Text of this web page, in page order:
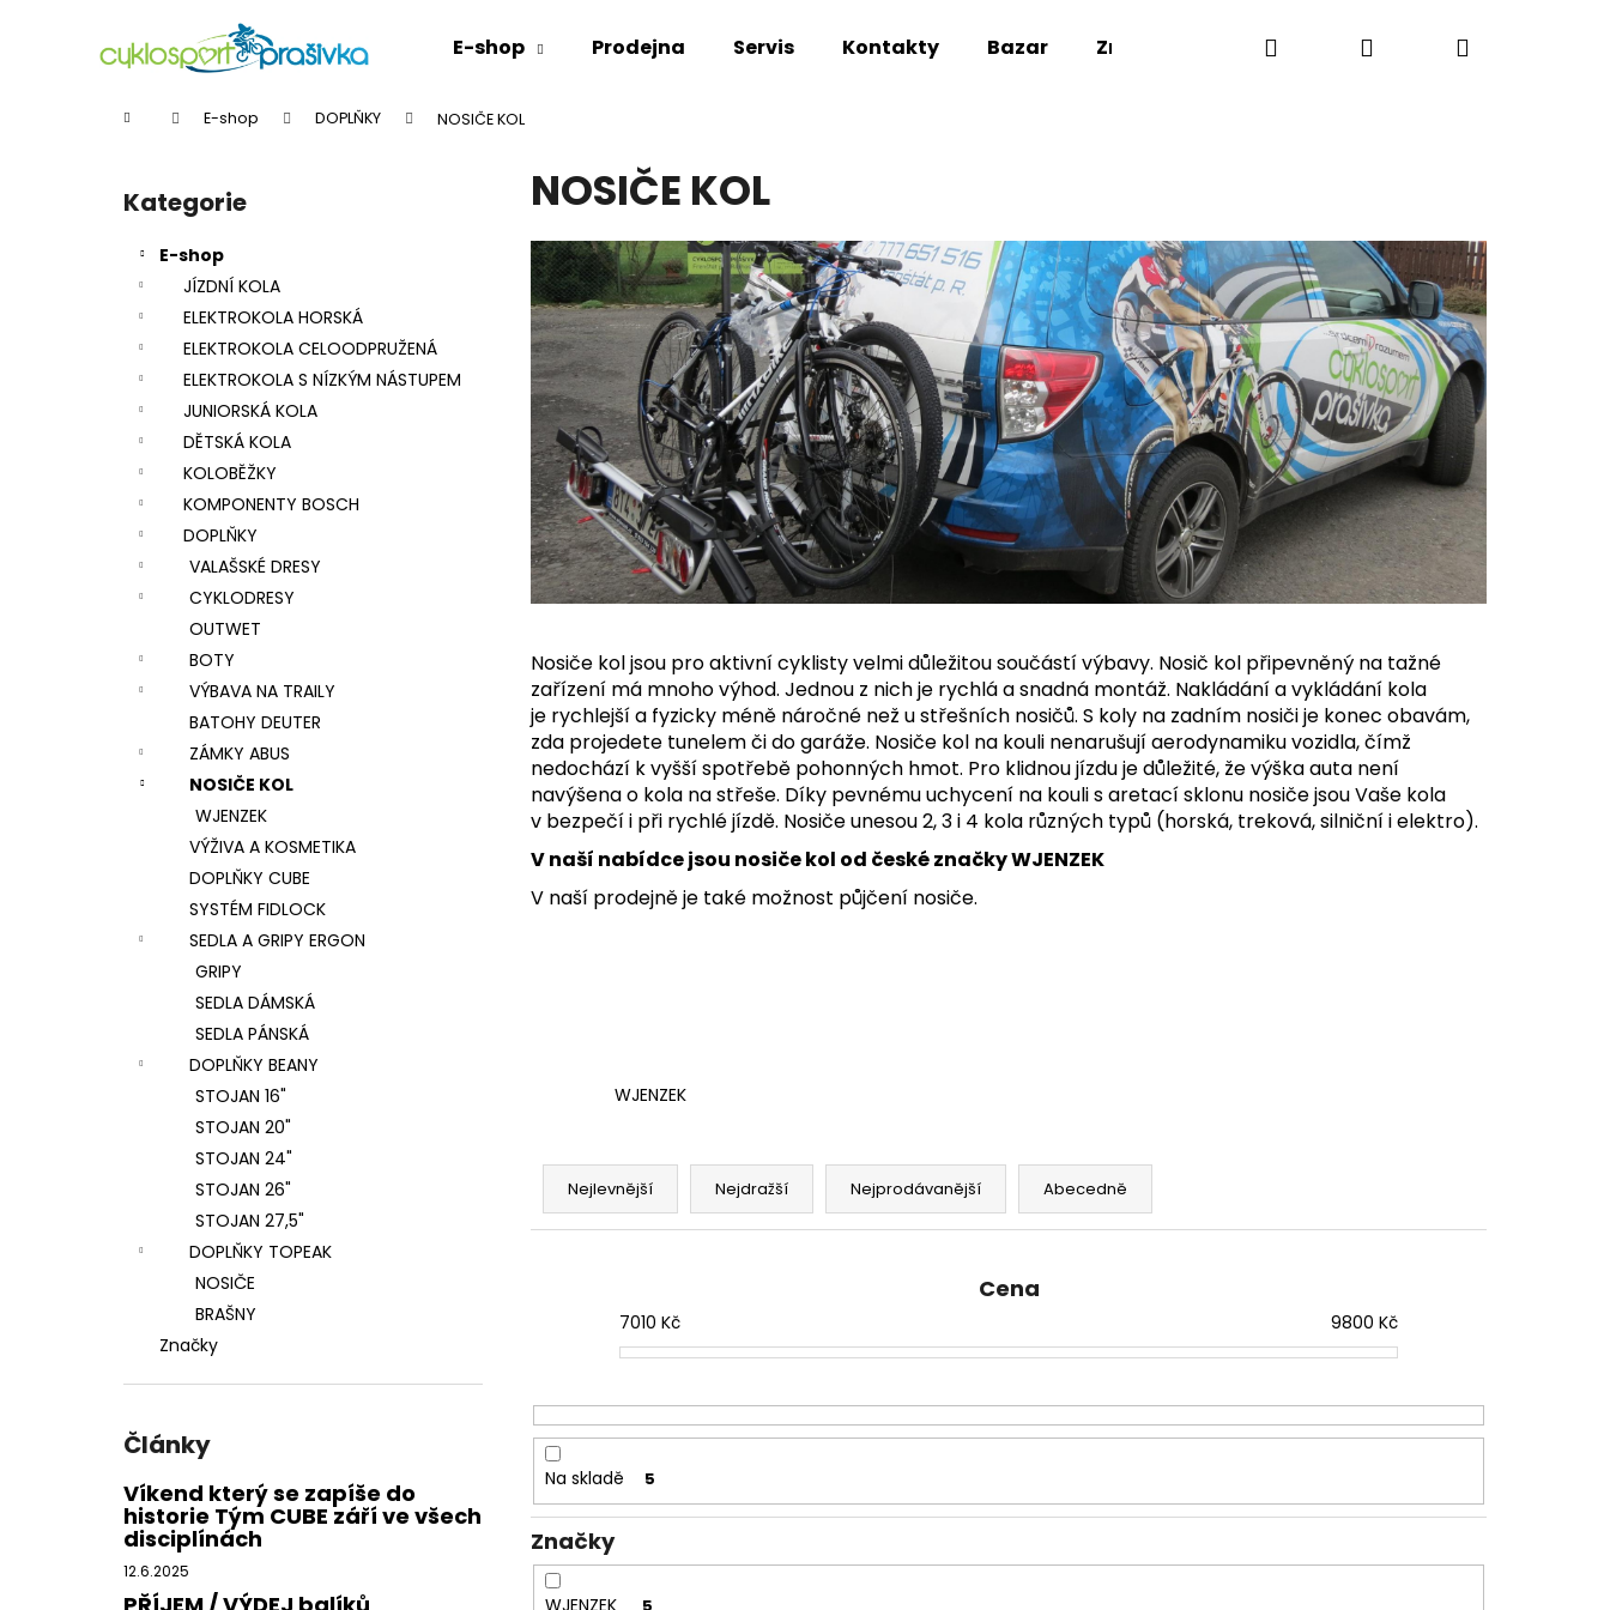
E-shop Prodejna Servis Kontakty Bazar Značky Hledat PřihlášeníNákupní
Domů E-shop DOPLŇKY NOSIČE KOL
Přeskočit
kategorie
Kategorie
E-shop
JÍZDNÍ KOLA
ELEKTROKOLA HORSKÁ
ELEKTROKOLA CELOODPRUŽENÁ
ELEKTROKOLA S NÍZKÝM NÁSTUPEM
JUNIORSKÁ KOLA
DĚTSKÁ KOLA
KOLOBĚŽKY
KOMPONENTY BOSCH
DOPLŇKY
VALAŠSKÉ DRESY
CYKLODRESY
OUTWET
BOTY
VÝBAVA NA TRAILY
BATOHY DEUTER
ZÁMKY ABUS
NOSIČE KOL
WJENZEK
VÝŽIVA A KOSMETIKA
DOPLŇKY CUBE
SYSTÉM FIDLOCK
SEDLA A GRIPY ERGON
GRIPY
SEDLA DÁMSKÁ
SEDLA PÁNSKÁ
DOPLŇKY BEANY
STOJAN 16"
STOJAN 20"
STOJAN 24"
STOJAN 26"
STOJAN 27,5"
DOPLŇKY TOPEAK
NOSIČE
BRAŠNY
Značky
Články
Víkend který se zapíše do
historie Tým CUBE září ve všech
disciplínách
12.6.2025
NOSIČE KOL
Nosiče kol jsou pro aktivní cyklisty velmi důležitou součástí výbavy. Nosič kol připevněný na tažné
zařízení má mnoho výhod. Jednou z nich je rychlá a snadná montáž. Nakládání a vykládání kola
je rychlejší a fyzicky méně náročné než u střešních nosičů. S koly na zadním nosiči je konec obavám,
zda projedete tunelem či do garáže. Nosiče kol na kouli nenarušují aerodynamiku vozidla, čímž
nedochází k vyšší spotřebě pohonných hmot. Pro klidnou jízdu je důležité, že výška auta není
navýšena o kola na střeše. Díky pevnému uchycení na kouli s aretací sklonu nosiče jsou Vaše kola
v bezpečí i při rychlé jízdě. Nosiče unesou 2, 3 i 4 kola různých typů (horská, treková, silniční i elektro).
V naší nabídce jsou nosiče kol od české značky WJENZEK
V naší prodejně je také možnost půjčení nosiče.
WJENZEK
Ř
z
o
d
u
k
t
ů
Nejlevnější Nejdražší Nejprodávanější Abecedně
Cena
7010 Kč 9800 Kč
Na skladě 5
Značky
WJENZEK 5
Zpět
Zpět
Doporučujeme